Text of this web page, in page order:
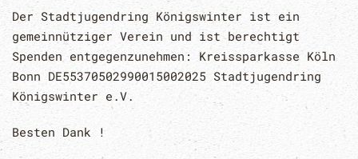
Der Stadtjugendring Königswinter ist ein
gemeinnütziger Verein und ist berechtigt
Spenden entgegenzunehmen: Kreissparkasse Köln
Bonn DE55370502990015002025 Stadtjugendring
Königswinter e.V.
Besten Dank !